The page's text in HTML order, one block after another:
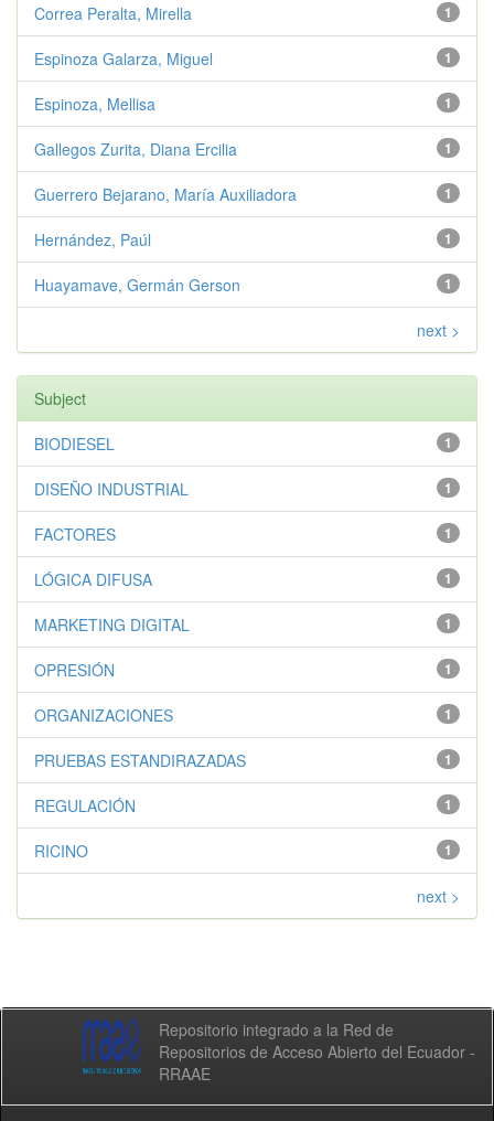
1
Correa Peralta, Mirella
1
Espinoza Galarza, Miguel
1
Espinoza, Mellisa
1
Gallegos Zurita, Diana Ercilia
1
Guerrero Bejarano, María Auxiliadora
1
Hernández, Paúl
1
Huayamave, Germán Gerson
next >
Subject
1
BIODIESEL
1
DISEÑO INDUSTRIAL
1
FACTORES
1
LÓGICA DIFUSA
1
MARKETING DIGITAL
1
OPRESIÓN
1
ORGANIZACIONES
1
PRUEBAS ESTANDIRAZADAS
1
REGULACIÓN
1
RICINO
next >
Repositorio integrado a la Red de
Repositorios de Acceso Abierto del Ecuador -
RRAAE